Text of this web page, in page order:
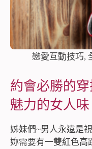
戀愛互動技巧,
約會必勝的
魅力的女人味
姊妹們~男人永遠是
妳需要有一雙紅色高